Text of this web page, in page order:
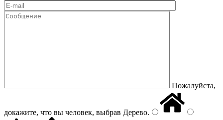
Пожалуйста,
докажите, что вы человек, выбрав Дерево.